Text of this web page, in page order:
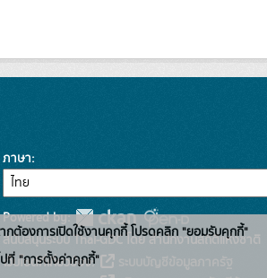
ภาษา
Powered by:
สนับสนุนระบบ Thai-GDC โดย สำนักงานสถิติแห่งชาติ
เว็บไซต์ที่เกี่ยวข้อง:
กต้องการเปิดใช้งานคุกกี้ โปรดคลิก "ยอมรับคุกกี้"
ที่ "การตั้งค่าคุกกี้"